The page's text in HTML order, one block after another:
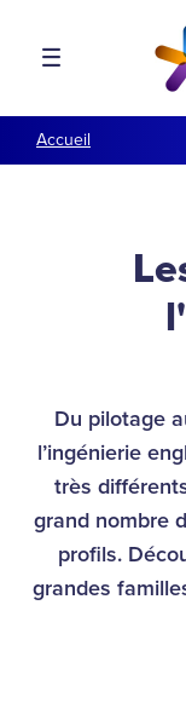
Aller au
Aller à la
MENU
Accueil
Du pilotage
l’ingénierie
très
grand nombre
profils.
grandes